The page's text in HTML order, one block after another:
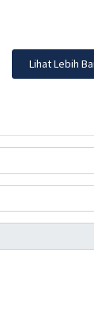
Lihat Lebih